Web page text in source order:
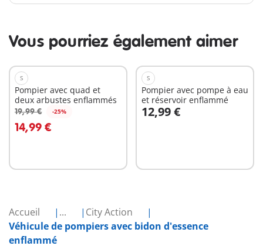
Accueil ...
City Action
Véhicule de pompiers avec bidon d'essence
enflammé
Vous pourriez également aimer
S
Pompier avec quad et
deux arbustes enflammés
19,99 € -25%
14,99 €
Au panier
S
Pompier avec pompe à eau
et réservoir enflammé
12,99 €
Au panier